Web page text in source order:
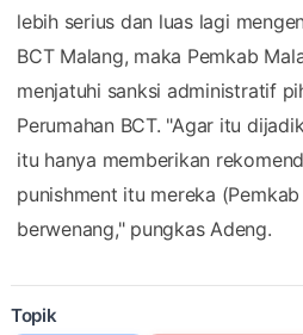
lebih serius dan luas lagi
BCT Malang, maka Pemkab
menjatuhi sanksi administratif
Perumahan BCT. "Agar itu
itu hanya memberikan
punishment itu mereka
berwenang," pungkas Adeng.
Topik